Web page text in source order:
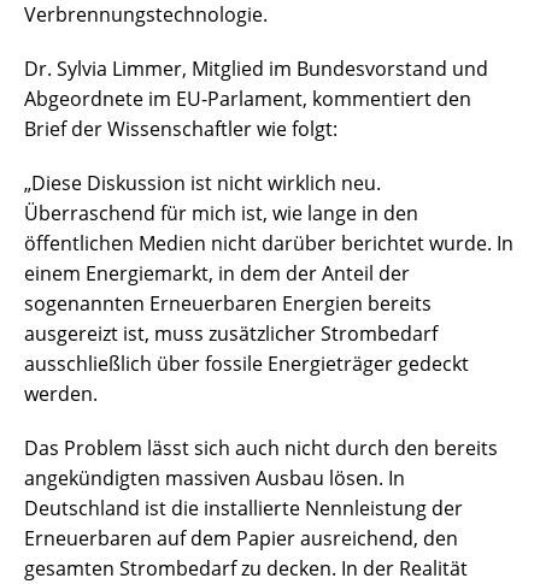
Verbrennungstechnologie.
Dr. Sylvia Limmer, Mitglied im Bundesvorstand und
Abgeordnete im EU-Parlament, kommentiert den
Brief der Wissenschaftler wie folgt:
„Diese Diskussion ist nicht wirklich neu.
Überraschend für mich ist, wie lange in den
öffentlichen Medien nicht darüber berichtet wurde. In
einem Energiemarkt, in dem der Anteil der
sogenannten Erneuerbaren Energien bereits
ausgereizt ist, muss zusätzlicher Strombedarf
ausschließlich über fossile Energieträger gedeckt
werden.
Das Problem lässt sich auch nicht durch den bereits
angekündigten massiven Ausbau lösen. In
Deutschland ist die installierte Nennleistung der
Erneuerbaren auf dem Papier ausreichend, den
gesamten Strombedarf zu decken. In der Realität